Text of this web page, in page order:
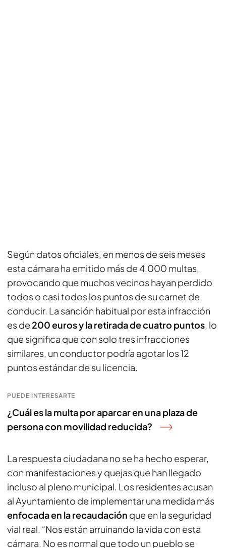
Según datos oficiales, en menos de seis meses
esta cámara ha emitido más de 4.000 multas,
provocando que muchos vecinos hayan perdido
todos o casi todos los puntos de su carnet de
conducir. La sanción habitual por esta infracción
es de 200 euros y la retirada de cuatro puntos, lo
que significa que con solo tres infracciones
similares, un conductor podría agotar los 12
puntos estándar de su licencia.
PUEDE INTERESARTE
¿Cuál es la multa por aparcar en una plaza de
persona con movilidad reducida?
La respuesta ciudadana no se ha hecho esperar,
con manifestaciones y quejas que han llegado
incluso al pleno municipal. Los residentes acusan
al Ayuntamiento de implementar una medida más
enfocada en la recaudación que en la seguridad
vial real. “Nos están arruinando la vida con esta
cámara. No es normal que todo un pueblo se